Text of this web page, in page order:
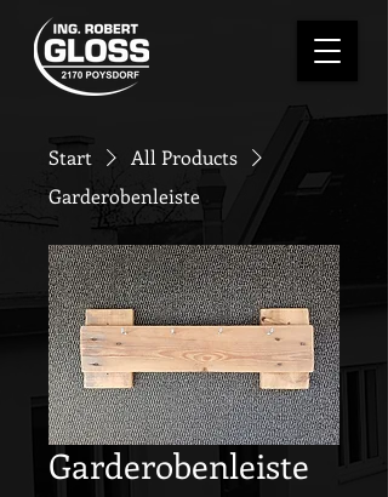
Start
All Products
Garderobenleiste
Garderobenleiste